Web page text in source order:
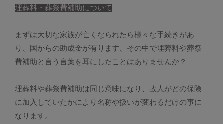
埋葬料・葬祭費補助について
まずは大切な家族が亡くなられたら様々な手続きがあ
り、国からの助成金が有ります、その中で埋葬料や葬祭
費補助と言う言葉を耳にしたことはありませんか？
埋葬料や葬祭費補助は同じ意味になり、故人がどの保険
に加入していたかにより名称や扱いが変わるだけの事に
なります。